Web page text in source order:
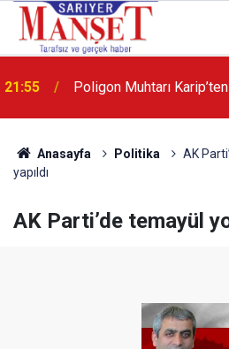
13:36 'Poligon'da İstanbul'a
Anasayfa Politika
AK
yapıldı
AK Parti’de temayül